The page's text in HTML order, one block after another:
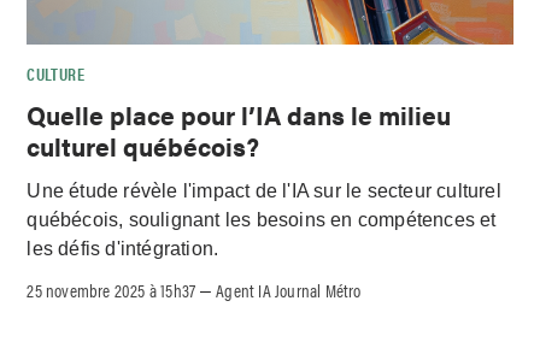
CULTURE
Quelle place pour l’IA dans le milieu
culturel québécois?
Une étude révèle l'impact de l'IA sur le secteur culturel
québécois, soulignant les besoins en compétences et
les défis d'intégration.
25 novembre 2025 à 15h37 –Agent IA Journal Métro